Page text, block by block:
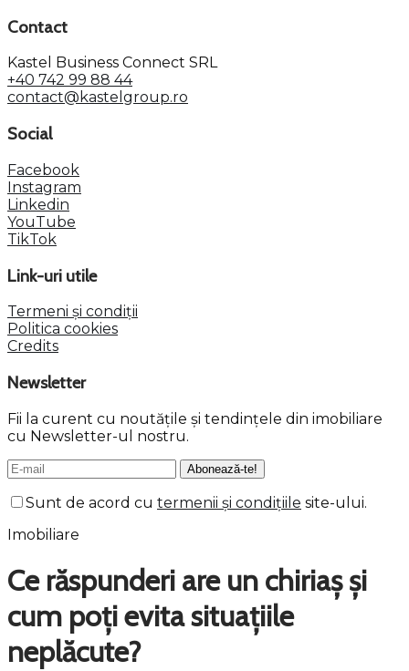
Contact
Kastel Business Connect SRL
+40 742 99 88 44
contact@kastelgroup.ro
Social
Facebook
Instagram
Linkedin
YouTube
TikTok
Link-uri utile
Termeni și condiții
Politica cookies
Credits
Newsletter
Fii la curent cu noutățile și tendințele din imobiliare
cu Newsletter-ul nostru.
Sunt de acord cu termenii și condițiile site-ului.
Imobiliare
Ce răspunderi are un chiriaș și
cum poți evita situațiile
neplăcute?